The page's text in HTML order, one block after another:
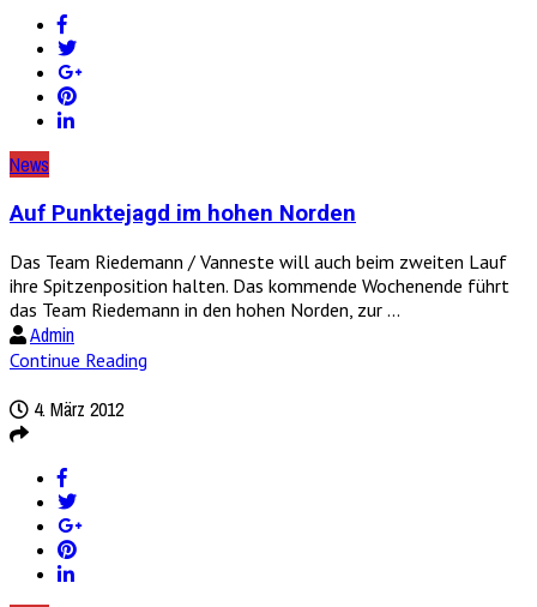
News
Auf Punktejagd im hohen Norden
Das Team Riedemann / Vanneste will auch beim zweiten Lauf
ihre Spitzenposition halten. Das kommende Wochenende führt
das Team Riedemann in den hohen Norden, zur ...
Admin
Continue Reading
4. März 2012